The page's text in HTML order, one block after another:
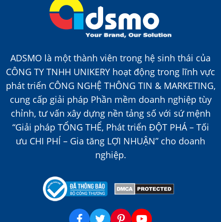
ADSMO là một thành viên trong hệ sinh thái của
CÔNG TY TNHH UNIKERY hoạt động trong lĩnh vực
phát triển CÔNG NGHỆ THÔNG TIN & MARKETING,
cung cấp giải pháp Phần mềm doanh nghiệp tùy
chỉnh, tư vấn xây dựng nền tảng số với sứ mệnh
“Giải pháp TỔNG THỂ, Phát triển ĐỘT PHÁ – Tối
ưu CHI PHÍ – Gia tăng LỢI NHUẬN” cho doanh
nghiệp.